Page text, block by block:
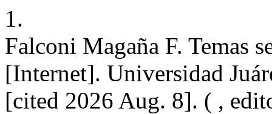
1.
Falconi Magaña F. Temas
[Internet]. Universidad
[cited 2026 Aug. 8]. ( ,